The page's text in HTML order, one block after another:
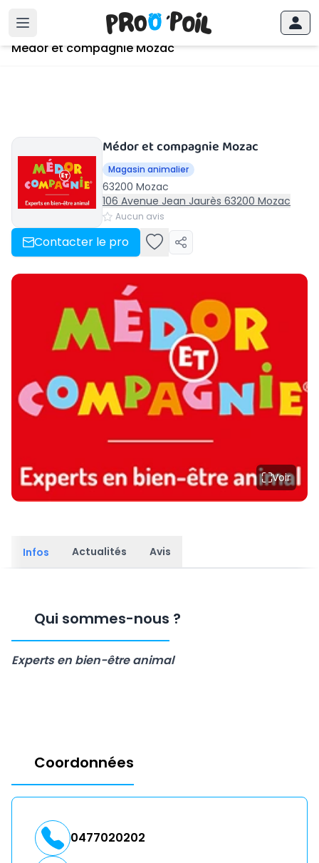
Accueil
Médor et compagnie Mozac
Médor et compagnie Mozac
Magasin animalier
63200 Mozac
106 Avenue Jean Jaurès 63200 Mozac
Aucun avis
Contacter le pro
Voir
Infos Actualités Avis
Qui sommes-nous ?
Experts en bien-être animal
Coordonnées
0477020202